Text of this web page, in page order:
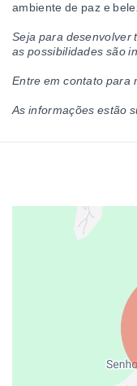
ambiente de paz e
Seja para desenvolver
as possibilidades são
Entre em contato para
As informações estão